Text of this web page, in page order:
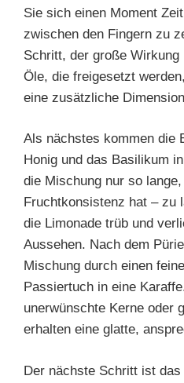
Sie sich einen Moment
zwischen den Fingern zu
Schritt, der große
Öle, die freigesetzt
eine zusätzliche
Als nächstes kommen die
Honig und das Basilikum
die Mischung nur so
Fruchtkonsistenz hat – zu
die Limonade trüb und
Aussehen. Nach dem
Mischung durch einen
Passiertuch in eine
unerwünschte Kerne oder
erhalten eine glatte,
Der nächste Schritt ist